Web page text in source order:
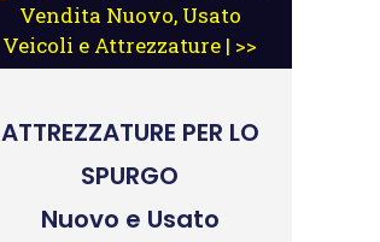
Vendita Nuovo, Usato
Veicoli e Attrezzature | >>
ATTREZZATURE PER LO
SPURGO
Nuovo e Usato